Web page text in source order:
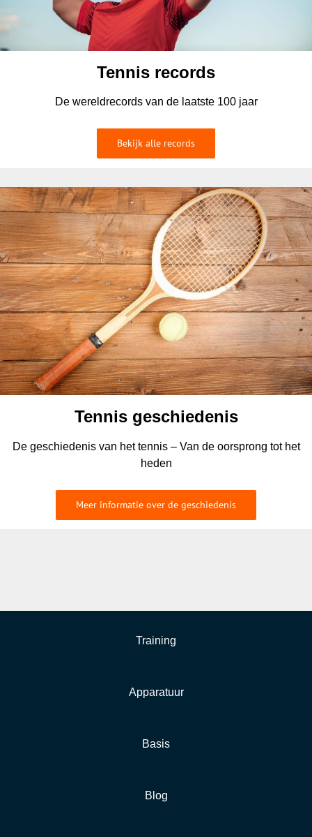
Tennis records
De wereldrecords van de laatste 100 jaar
Bekijk alle records
Tennis geschiedenis
De geschiedenis van het tennis – Van de oorsprong tot het
heden
Meer informatie over de geschiedenis
Training
Apparatuur
Basis
Blog